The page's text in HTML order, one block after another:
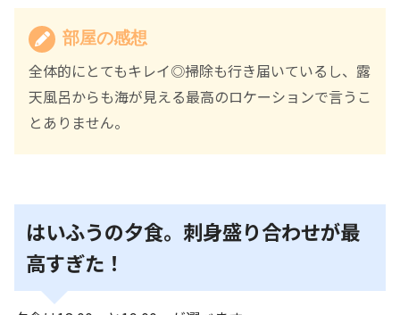
部屋の感想
全体的にとてもキレイ◎掃除も行き届いているし、露
天風呂からも海が見える最高のロケーションで言うこ
とありません。
はいふうの夕食。刺身盛り合わせが最
高すぎた！